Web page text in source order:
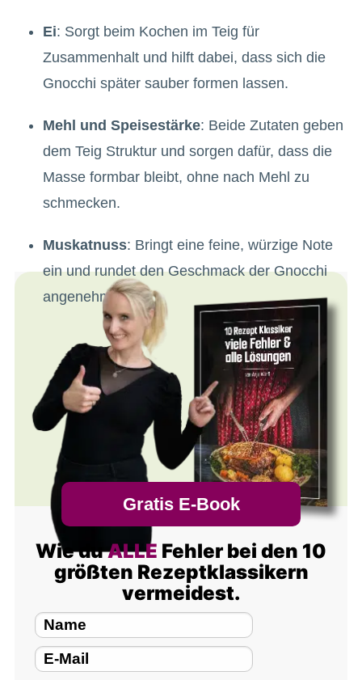
Ei: Sorgt beim Kochen im Teig für
Zusammenhalt und hilft dabei, dass sich die
Gnocchi später sauber formen lassen.
Mehl und Speisestärke: Beide Zutaten geben
dem Teig Struktur und sorgen dafür, dass die
Masse formbar bleibt, ohne nach Mehl zu
schmecken.
Muskatnuss: Bringt eine feine, würzige Note
ein und rundet den Geschmack der Gnocchi
angenehm ab.
Gratis E-Book
Wie duALLE Fehler bei den 10
größten Rezeptklassikern
vermeidest.